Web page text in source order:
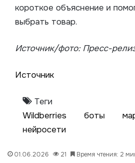
короткое объяснение и
выбрать товар.
Источник/фото: Пресс-
Источник
Теги
Wildberries
боты
нейросети
01.06.2026 21 Время чтения: 2